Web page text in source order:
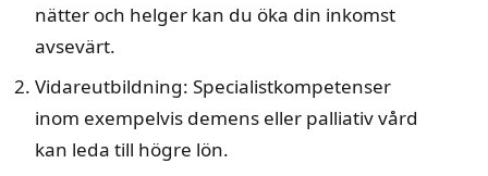
nätter och helger kan du öka din inkomst
avsevärt.
Vidareutbildning: Specialistkompetenser
inom exempelvis demens eller palliativ vård
kan leda till högre lön.